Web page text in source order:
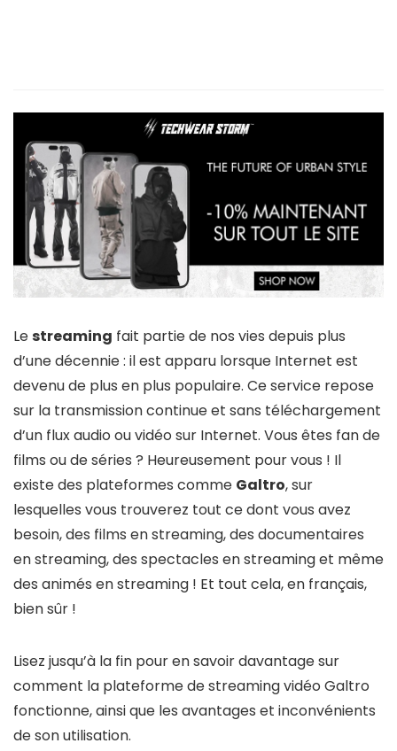
Lestreaming fait partie de nos vies depuis plus
d’une décennie : il est apparu lorsque Internet est
devenu de plus en plus populaire. Ce service repose
sur la transmission continue et sans téléchargement
d’un flux audio ou vidéo sur Internet. Vous êtes fan de
films ou de séries ? Heureusement pour vous ! Il
existe des plateformes comme Galtro, sur
lesquelles vous trouverez tout ce dont vous avez
besoin, des films en streaming, des documentaires
en streaming, des spectacles en streaming et même
des animés en streaming ! Et tout cela, en français,
bien sûr !
Lisez jusqu’à la fin pour en savoir davantage sur
comment la plateforme de streaming vidéo Galtro
fonctionne, ainsi que les avantages et inconvénients
de son utilisation.